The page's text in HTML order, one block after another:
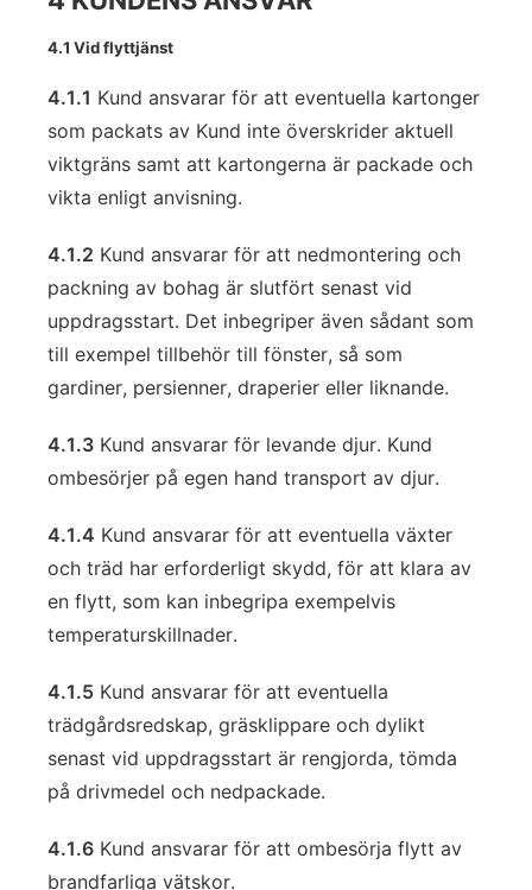
4.1 Vid flyttjänst
4.1.1 Kund ansvarar för att eventuella kartonger
som packats av Kund inte överskrider aktuell
viktgräns samt att kartongerna är packade och
vikta enligt anvisning.
4.1.2 Kund ansvarar för att nedmontering och
packning av bohag är slutfört senast vid
uppdragsstart. Det inbegriper även sådant som
till exempel tillbehör till fönster, så som
gardiner, persienner, draperier eller liknande.
4.1.3 Kund ansvarar för levande djur. Kund
ombesörjer på egen hand transport av djur.
4.1.4 Kund ansvarar för att eventuella växter
och träd har erforderligt skydd, för att klara av
en flytt, som kan inbegripa exempelvis
temperaturskillnader.
4.1.5 Kund ansvarar för att eventuella
trädgårdsredskap, gräsklippare och dylikt
senast vid uppdragsstart är rengjorda, tömda
på drivmedel och nedpackade.
4.1.6 Kund ansvarar för att ombesörja flytt av
brandfarliga vätskor.